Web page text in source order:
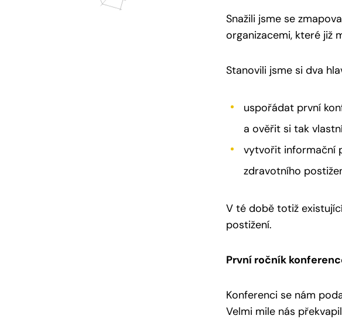
Snažili jsme se
organizacemi, které již
Stanovili jsme si dva
uspořádat první
a ověřit si tak
vytvořit informační
zdravotního
V té době totiž
postižení.
První ročník
Konferenci se nám
Velmi mile nás